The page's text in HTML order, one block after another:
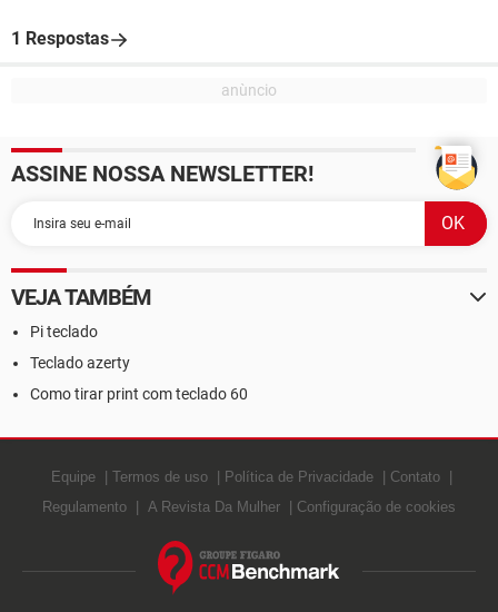
1 Respostas
ASSINE NOSSA NEWSLETTER!
VEJA TAMBÉM
Pi teclado
Teclado azerty
Como tirar print com teclado 60
Equipe Termos de uso Política de Privacidade
Contato
Regulamento
A Revista Da Mulher Configuração de cookies